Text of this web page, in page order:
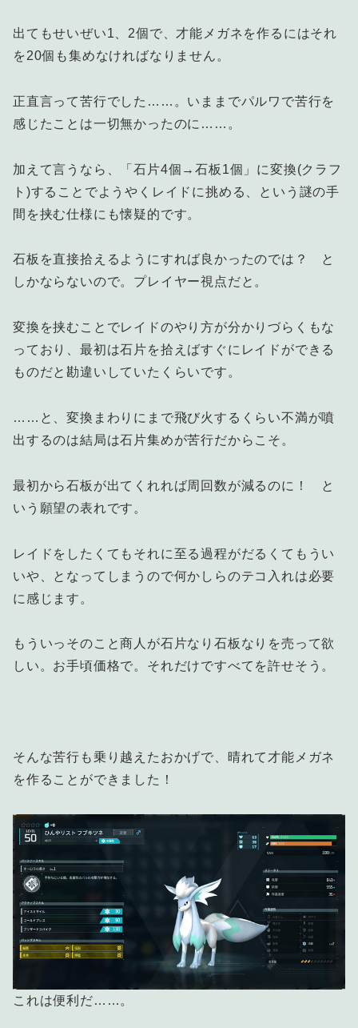
出てもせいぜい1、2個で、才能メガネを作るにはそれ
を20個も集めなければなりません。
正直言って苦行でした……。いままでパルワで苦行を
感じたことは一切無かったのに……。
加えて言うなら、「石片4個→石板1個」に変換(クラフ
ト)することでようやくレイドに挑める、という謎の手
間を挟む仕様にも懐疑的です。
石板を直接拾えるようにすれば良かったのでは？ と
しかならないので。プレイヤー視点だと。
変換を挟むことでレイドのやり方が分かりづらくもな
っており、最初は石片を拾えばすぐにレイドができる
ものだと勘違いしていたくらいです。
……と、変換まわりにまで飛び火するくらい不満が噴
出するのは結局は石片集めが苦行だからこそ。
最初から石板が出てくれれば周回数が減るのに！ と
いう願望の表れです。
レイドをしたくてもそれに至る過程がだるくてもうい
いや、となってしまうので何かしらのテコ入れは必要
に感じます。
もういっそのこと商人が石片なり石板なりを売って欲
しい。お手頃価格で。それだけですべてを許せそう。
そんな苦行も乗り越えたおかげで、晴れて才能メガネ
を作ることができました！
これは便利だ……。